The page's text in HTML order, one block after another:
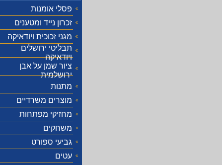
פסלי אומנות
זכרון נייד ומטענים
מגני זכוכית ויודאיקה
תבליטי ירושלים
ויודאיקה
ציור שמן על אבן
ירושלמית
מתנות
מוצרים משרדיים
מחזיקי מפתחות
משחקים
גביעי ספורט
עטים